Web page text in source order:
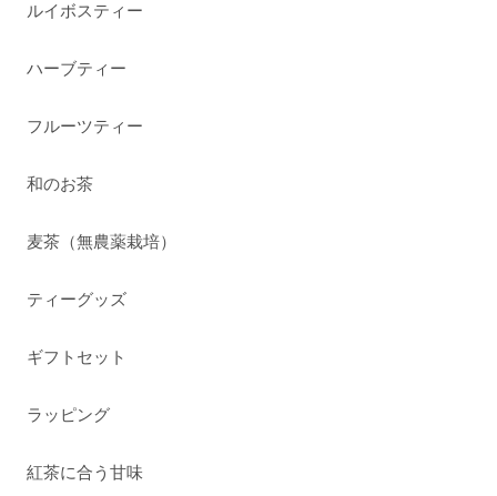
ルイボスティー
ハーブティー
フルーツティー
和のお茶
麦茶（無農薬栽培）
ティーグッズ
ギフトセット
ラッピング
紅茶に合う甘味